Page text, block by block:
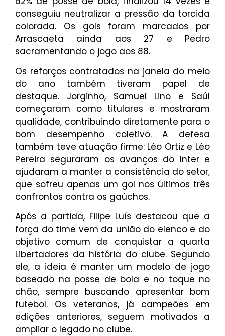
conseguiu neutralizar a pressão da torcida
colorada. Os gols foram marcados por
Arrascaeta ainda aos 27 e Pedro
sacramentando o jogo aos 88.
Os reforços contratados na janela do meio
do ano também tiveram papel de
destaque. Jorginho, Samuel Lino e Saúl
começaram como titulares e mostraram
qualidade, contribuindo diretamente para o
bom desempenho coletivo. A defesa
também teve atuação firme: Léo Ortiz e Léo
Pereira seguraram os avanços do Inter e
ajudaram a manter a consistência do setor,
que sofreu apenas um gol nos últimos três
confrontos contra os gaúchos.
Após a partida, Filipe Luís destacou que a
força do time vem da união do elenco e do
objetivo comum de conquistar a quarta
Libertadores da história do clube. Segundo
ele, a ideia é manter um modelo de jogo
baseado na posse de bola e no toque no
chão, sempre buscando apresentar bom
futebol. Os veteranos, já campeões em
edições anteriores, seguem motivados a
ampliar o legado no clube.